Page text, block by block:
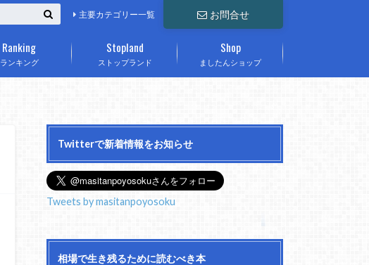
お問合せ
主要カテゴリー一覧
ランキング
Ranking
ストップランド
Stopland
ましたんショップ
Shop
Twitterで新着情報をお知らせ
Tweets by masitanpoyosoku
相場で生き残るために読むべき本